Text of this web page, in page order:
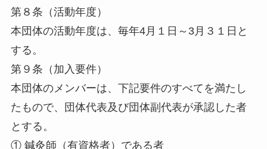
第８条（活動年度）
本団体の活動年度は、毎年4月１日～3月３１日と
する。
第９条（加入要件）
本団体のメンバーは、下記要件のすべてを満たし
たもので、団体代表及び団体副代表が承認した者
とする。
① 鍼灸師（有資格者）である者